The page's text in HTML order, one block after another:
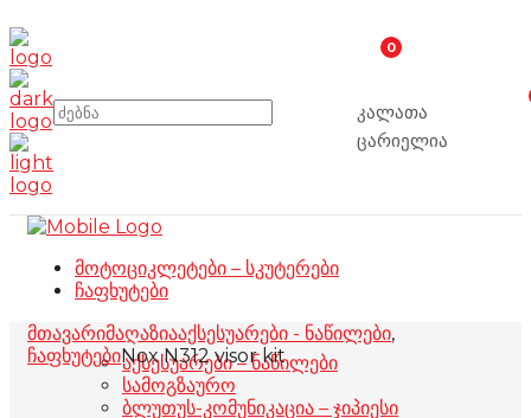
0
კალათა
ცარიელია
მოტოციკლეტები – სკუტერები
ჩაფხუტები
აქსესუარები – ნაწილები
სამოგზაურო
ბლუთუს-კომუნიკაცია – ჯიპიესი
მთავარიმაღაზიააქსესუარები - ნაწილები,
ჩაფხუტებიNox N312 visor kit